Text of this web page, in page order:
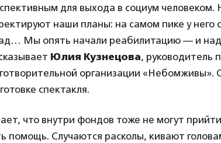
для выхода в социум человеком.
наши планы: на самом пике у него
Мы опять начали реабилитацию — и
Юлия Кузнецова, руководитель
организации «Небомживы».
спектакля.
что внутри фондов тоже не могут
помощь. Случаются расколы, кивают